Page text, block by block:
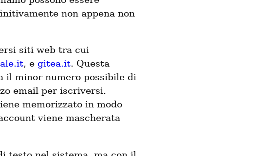
non appena non
siti web tra cui
, e gitea.it. Questa
minor numero possibile di
email per iscriversi.
memorizzato in modo
viene mascherata